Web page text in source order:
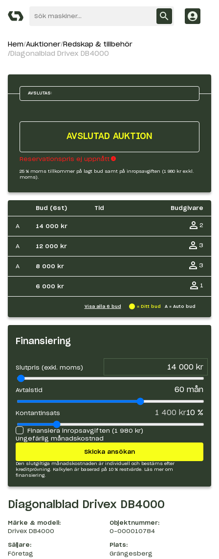
Hem Auktioner Redskap & tillbehör
Diagonalblad Drivex DB4000
AVSLUTAS:
AVSLUTAD AUKTION
Reservationspris ej uppnått
25 % moms tillkommer på lagt bud samt på inropsavgiften (1 980 kr exkl.
moms).
Bud (6st) Tid Budgivare
A 14 000 kr 2
A 12 000 kr 3
A 8 000 kr 3
6 000 kr 1
Visa alla 6 bud = Ditt bud A = Auto bud
Finansiering
Slutpris (exkl. moms)
Avtalstid 60 mån
Kontantinsats 1 400 kr10 %
Finansiera inropsavgiften (1 980 kr)
Ungefärlig månadskostnad
Skicka ansökan
Den slutgiltiga månadskostnaden är individuell och bestäms efter
kreditprövning. Kalkylen är baserad på 10 % restvärde.
Läs mer om
finansiering.
Diagonalblad Drivex DB4000
Märke & modell:
Drivex DB4000
Objektnummer:
O-000010784
Säljare:
Företag
Plats:
Grängesberg